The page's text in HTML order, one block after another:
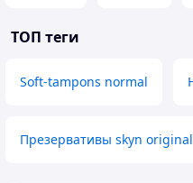
ТОП теги
Soft-tampons normal
Презервативы skyn